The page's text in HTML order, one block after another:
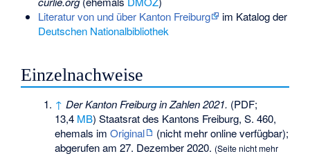
Literatur von und über Kanton Freiburg
im Katalog der
Deutschen Nationalbibliothek
Einzelnachweise
↑ Der Kanton Freiburg in Zahlen 2021. (PDF;
13,4 MB) Staatsrat des Kantons Freiburg,S. 460,
ehemals imOriginal (nicht mehr online verfügbar);
abgerufen am 27. Dezember 2020. (Seite nicht mehr